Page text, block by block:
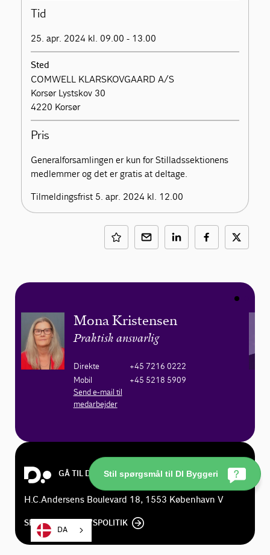
Tid
25. apr. 2024 kl. 09.00 - 13.00
Sted
COMWELL KLARSKOVGAARD A/S
Korsør Lystskov 30
4220 Korsør
Pris
Generalforsamlingen er kun for Stilladssektionens
medlemmer og det er gratis at deltage.
Tilmeldingsfrist 5. apr. 2024 kl. 12.00
Mona Kristensen
Praktisk ansvarlig
Direkte
+45 7216 0222
Mobil
+45 5218 5909
Send e-mail til
medarbejder
GÅ TIL DI.DK
H.C.Andersens Boulevard 18, 1553 København V
SE DI'S PRIVATLIVSPOLITIK
DA
Stil spørgsmål til DI Byggeri